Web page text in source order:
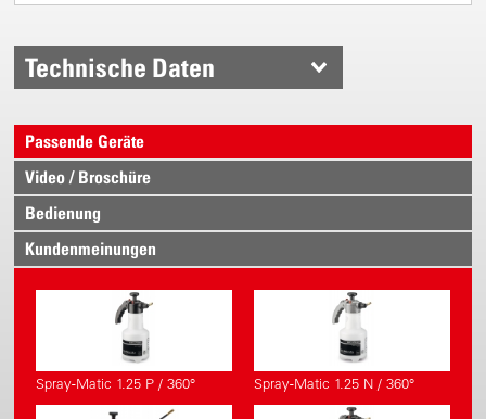
Technische Daten
Passende Geräte
Video / Broschüre
Bedienung
Kundenmeinungen
Spray-Matic 1.25 P / 360° Spray-Matic 1.25 N / 360°